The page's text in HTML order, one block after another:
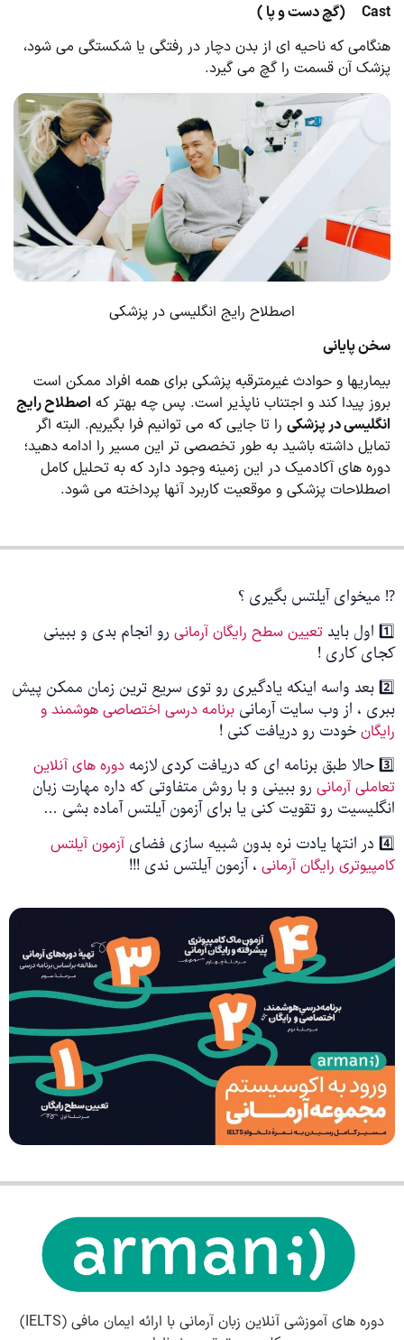
Cast
(گچ دست و پا )
هنگامی که ناحیه ای از بدن دچار در رفتگی یا شکستگی می شود،
پزشک آن قسمت را گچ می گیرد.
اصطلاح رایج انگلیسی در پزشکی
سخن پایانی
بیماریها و حوادث غیرمترقبه پزشکی برای همه افراد ممکن است
بروز پیدا کند و اجتناب ناپذیر است. پس چه بهتر که اصطلاح رایج
انگلیسی در پزشکی را تا جایی که می توانیم فرا بگیریم. البته اگر
تمایل داشته باشید به طور تخصصی تر این مسیر را ادامه دهید؛
دوره های آکادمیک در این زمینه وجود دارد که به تحلیل کامل
اصطلاحات پزشکی و موقعیت کاربرد آنها پرداخته می شود.
⁉️ میخوای آیلتس بگیری ؟
1️⃣ اول باید
تعیین سطح رایگان آرمانی رو انجام بدی و ببینی
کجای کاری !
2️⃣ بعد واسه اینکه یادگیری رو توی سریع ترین زمان ممکن پیش
ببری ، از وب سایت آرمانی برنامه درسی اختصاصی هوشمند و
رایگان خودت رو دریافت کنی !
3️⃣ حالا طبق برنامه ای که دریافت کردی لازمه
دوره های آنلاین
تعاملی آرمانی رو ببینی و با روش متفاوتی که داره مهارت زبان
انگلیسیت رو تقویت کنی یا برای آزمون آیلتس آماده بشی …
4️⃣ در انتها یادت نره بدون شبیه سازی فضای
آزمون آیلتس
کامپیوتری رایگان آرمانی ، آزمون آیلتس ندی !!!
دوره های آموزشی آنلاین زبان آرمانی با ارائه ایمان مافی (IELTS)